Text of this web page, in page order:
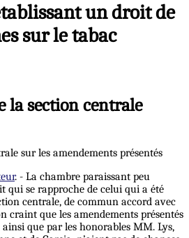
un droit de
sur le tabac
la section centrale
sur les amendements présentés
. - La chambre paraissant peu
qui se rapproche de celui qui a été
centrale, de commun accord avec
craint que les amendements présentés
que par les honorables MM. Lys,